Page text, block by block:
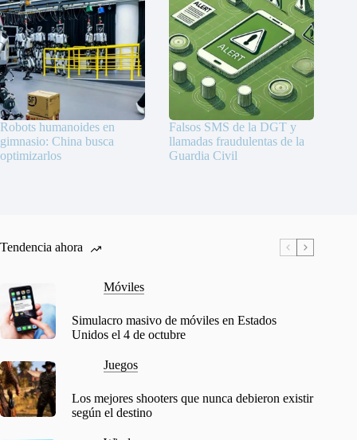
Robots humanoides en
gimnasio: China busca
optimizarlos
Falsos SMS de la DGT y
llamadas fraudulentas de la
Guardia Civil
Tendencia ahora
Móviles
Simulacro masivo de móviles en Estados
Unidos el 4 de octubre
Juegos
Los mejores shooters que nunca debieron existir
según el destino